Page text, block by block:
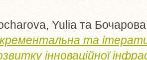
Yulia та
та
інноваційної